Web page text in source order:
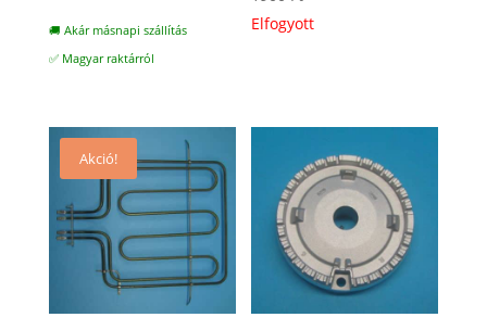
🚚 Akár másnapi szállítás
✅ Magyar raktárról
Elfogyott
Akció!